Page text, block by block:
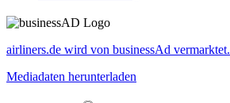
airliners.de wird von businessAd vermarktet.
Mediadaten herunterladen